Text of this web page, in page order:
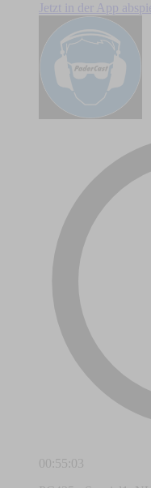
Jetzt in der App
00:55:03